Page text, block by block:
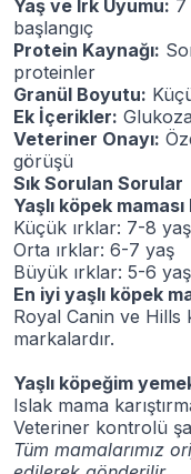
Yaş ve Irk Uyumu: 7
başlangıç
Protein Kaynağı:
proteinler
Granül Boyutu:
Ek İçerikler:
Veteriner Onayı:
görüşü
Sık Sorulan Sorular
Yaşlı köpek
Küçük ırklar: 7-8 yaş
Orta ırklar: 6-7 yaş
Büyük ırklar: 5-6 yaş
En iyi yaşlı köpek
Royal Canin ve Hills
markalardır.
Yaşlı köpeğim
Islak mama
Veteriner kontrolü
Tüm mamalarımız